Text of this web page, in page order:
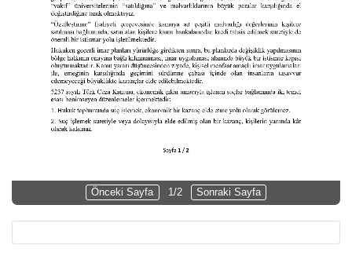
Önceki Sayfa 1/2 Sonraki Sayfa